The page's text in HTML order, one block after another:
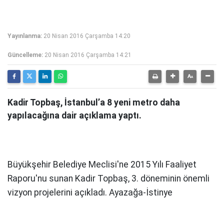
Yayınlanma: 20 Nisan 2016 Çarşamba 14:20
Güncelleme: 20 Nisan 2016 Çarşamba 14:21
Kadir Topbaş, İstanbul’a 8 yeni metro daha
yapılacağına dair açıklama yaptı.
Büyükşehir Belediye Meclisi'ne 2015 Yılı Faaliyet
Raporu'nu sunan Kadir Topbaş, 3. döneminin önemli
vizyon projelerini açıkladı. Ayazağa-İstinye